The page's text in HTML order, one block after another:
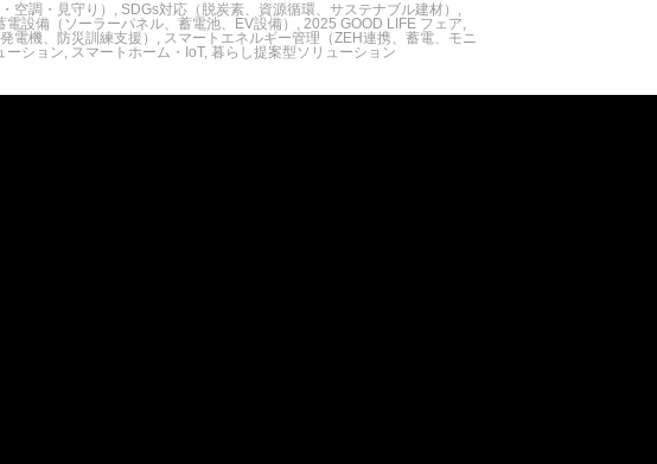
空調・見守り）
SDGs対応（脱炭素、資源循環、サステナブル建材）
電設備（ソーラーパネル、蓄電池、EV設備）
2025 GOOD LIFE フェア
電機、防災訓練支援）
スマートエネルギー管理（ZEH連携、蓄電、モニ
ーション スマートホーム・IoT 暮らし提案型ソリューション